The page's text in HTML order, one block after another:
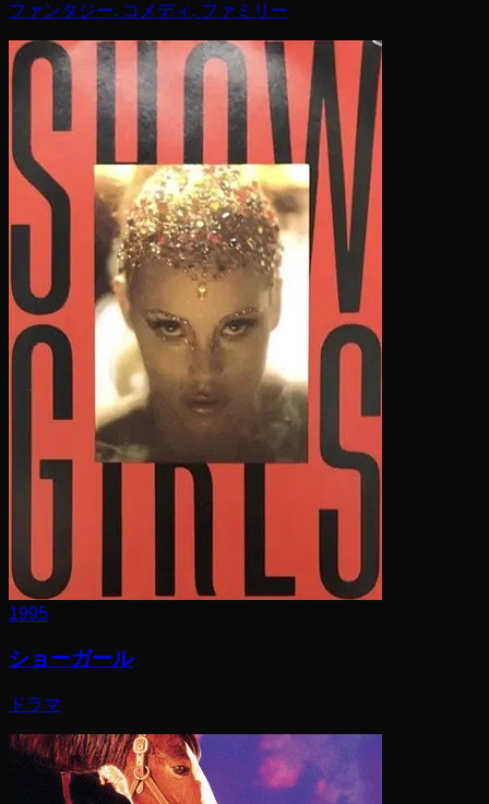
ファンタジー, コメディ, ファミリー
1995
ショーガール
ドラマ